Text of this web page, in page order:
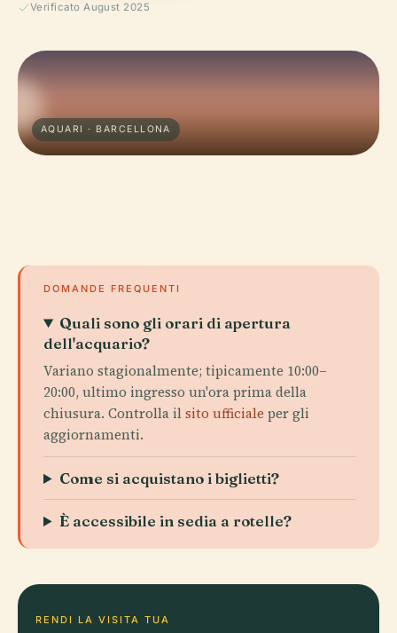
Verificato August 2025
AQUARI · BARCELLONA
DOMANDE FREQUENTI
Quali sono gli orari di apertura
dell'acquario?
Variano stagionalmente; tipicamente 10:00–
20:00, ultimo ingresso un'ora prima della
chiusura. Controlla ilsito ufficiale per gli
aggiornamenti.
Come si acquistano i biglietti?
È accessibile in sedia a rotelle?
RENDI LA VISITA TUA